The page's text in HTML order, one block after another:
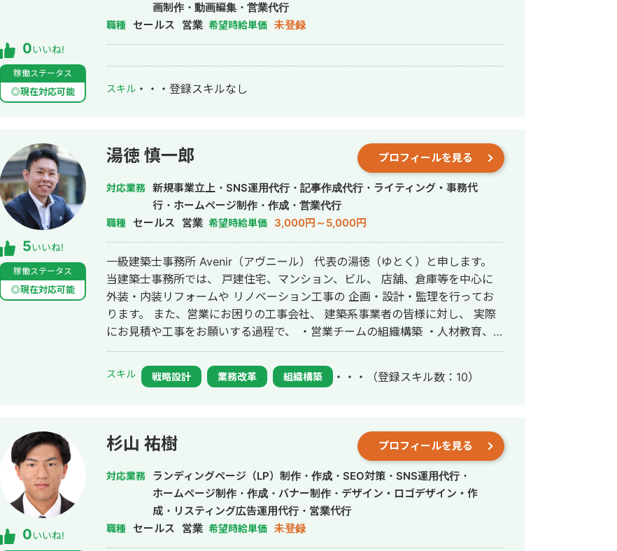
0いいね!
稼働ステータス
◎現在対応可能
画制作・動画編集・営業代行
職種 セールス 営業 希望時給単価 未登録
スキル ・・・ 登録スキルなし
5いいね!
稼働ステータス
◎現在対応可能
湯徳 慎一郎 プロフィールを見る
対応業務 新規事業立上・SNS運用代行・記事作成代行・ライティング・事務代
行・ホームページ制作・作成・営業代行
職種 セールス 営業 希望時給単価 3,000円～5,000円
一級建築士事務所 Avenir（アヴニール） 代表の湯徳（ゆとく）と申します。
当建築士事務所では、 戸建住宅、マンション、ビル、 店舗、倉庫等を中心に
外装・内装リフォームや リノベーション工事の 企画・設計・監理を行ってお
ります。 また、営業にお困りの工事会社、 建築系事業者の皆様に対し、 実際
にお見積や工事をお願いする過程で、 ・営業チームの組織構築 ・人材教育、新
入社員教育 ・営業代行、プレゼン代行 ・プレゼン資料及び見積書作成代行 ・
顧客へのアフターフォロー ・営業事務の一括受託 などのお手伝いをさせてい
ただいております。 【経歴】 高専卒業後、建設会社、防水工事会社、 大規模
グの各職種を 17年間で経験しました。 発注者、コンサル、元請、下請、職
人、 すべての業務経験があることが強みです。 経験上、プロジェクトの全体
像・予算感を 把握できるため、クライアントに代わって、 発注権限を行使でき
る立場でお仕事させて いただくこともございます。 また、原価・工数を把握し
た上で 予算化する営業手法を基本としているため 受発注した案件が赤字にな
ったことは ございません。 【主な受発注実績（一部）】 ・物流倉庫屋上及び
スキル 戦略設計 業務改革 組織構築 ・・・ （登録スキル数：10）
0いいね!
杉山 祐樹 プロフィールを見る
対応業務
ランディングページ（LP）制作・作成・SEO対策・SNS運用代行・
ホームページ制作・作成・バナー制作・デザイン・ロゴデザイン・作
成・リスティング広告運用代行・営業代行
職種 セールス 営業 希望時給単価 未登録